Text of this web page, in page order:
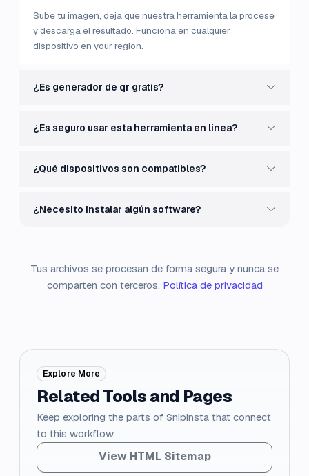
Sube tu imagen, deja que nuestra herramienta la procese
y descarga el resultado. Funciona en cualquier
dispositivo en your region.
¿Es generador de qr gratis?
¿Es seguro usar esta herramienta en línea?
¿Qué dispositivos son compatibles?
¿Necesito instalar algún software?
Tus archivos se procesan de forma segura y nunca se
comparten con terceros. Política de privacidad
Explore More
Related Tools and Pages
Keep exploring the parts of Snipinsta that connect
to this workflow.
View HTML Sitemap